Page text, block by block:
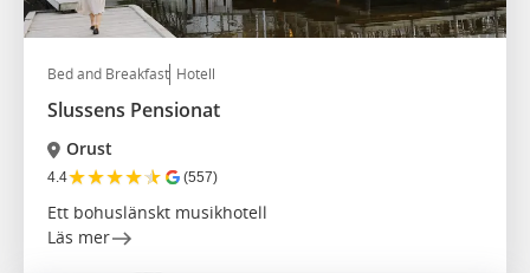
Bed and Breakfast Hotell
Slussens Pensionat
Orust
4.4★★★★★ (557)
Ett bohuslänskt musikhotell
Läs mer